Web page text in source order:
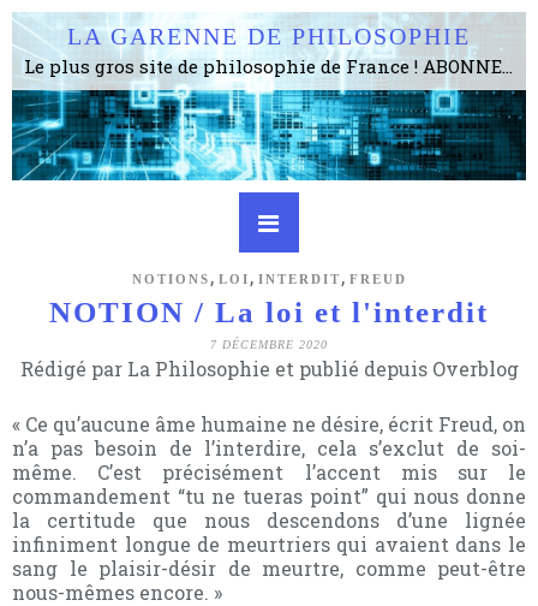
LA GARENNE DE PHILOSOPHIE
Le plus gros site de philosophie de France ! ABONNEZ-VOUS ! 4115 Articles, 1634 abonné·e·s, depuis 2006 . . . . . . . . 2 852 214 pages vues jusqu'à présent. Prestance et être apte à un plus grand nombre de choses.
NOTIONS , LOI , INTERDIT , FREUD
NOTION / La loi et l'interdit
7 DÉCEMBRE 2020
Rédigé par La Philosophie et publié depuis Overblog
« Ce qu’aucune âme humaine ne désire, écrit Freud, on
n’a pas besoin de l’interdire, cela s’exclut de soi-
même. C’est précisément l’accent mis sur le
commandement “tu ne tueras point” qui nous donne
la certitude que nous descendons d’une lignée
infiniment longue de meurtriers qui avaient dans le
sang le plaisir-désir de meurtre, comme peut-être
nous-mêmes encore. »